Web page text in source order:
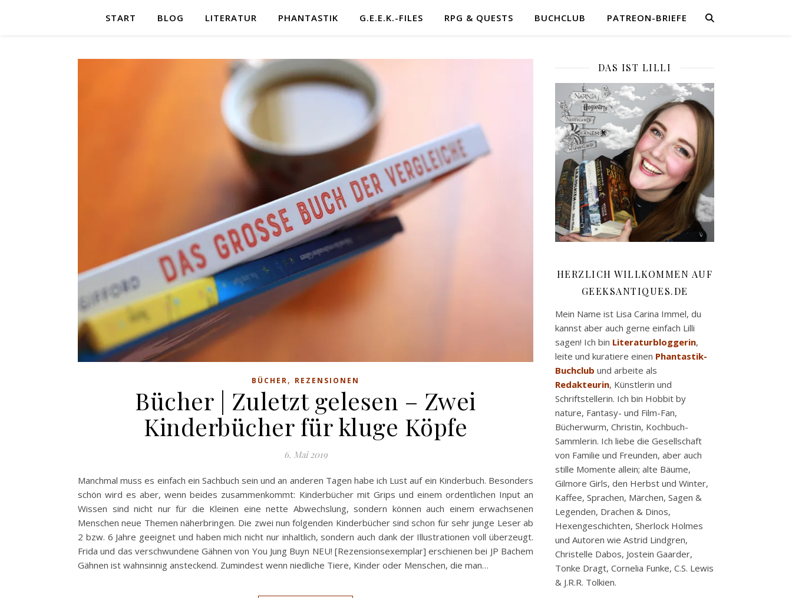
START BLOG LITERATUR PHANTASTIK G.E.E.K.-FILES RPG & QUESTS BUCHCLUB PATREON-BRIEFE
BÜCHER, REZENSIONEN
Bücher | Zuletzt gelesen – Zwei
Kinderbücher für kluge Köpfe
6. Mai 2019
Manchmal muss es einfach ein Sachbuch sein und an anderen Tagen habe ich Lust auf ein Kinderbuch. Besonders
schön wird es aber, wenn beides zusammenkommt: Kinderbücher mit Grips und einem ordentlichen Input an
Wissen sind nicht nur für die Kleinen eine nette Abwechslung, sondern können auch einem erwachsenen
Menschen neue Themen näherbringen. Die zwei nun folgenden Kinderbücher sind schon für sehr junge Leser ab
2 bzw. 6 Jahre geeignet und haben mich nicht nur inhaltlich, sondern auch dank der Illustrationen voll überzeugt.
Frida und das verschwundene Gähnen von You Jung Buyn NEU! [Rezensionsexemplar] erschienen bei JP Bachem
Gähnen ist wahnsinnig ansteckend. Zumindest wenn niedliche Tiere, Kinder oder Menschen, die man…
DAS IST LILLI
HERZLICH WILLKOMMEN AUF
GEEKSANTIQUES.DE
Mein Name ist Lisa Carina Immel, du
kannst aber auch gerne einfach Lilli
sagen! Ich bin Literaturbloggerin,
leite und kuratiere einen Phantastik-
Buchclub und arbeite als
Redakteurin, Künstlerin und
Schriftstellerin. Ich bin Hobbit by
nature, Fantasy- und Film-Fan,
Bücherwurm, Christin, Kochbuch-
Sammlerin. Ich liebe die Gesellschaft
von Familie und Freunden, aber auch
stille Momente allein; alte Bäume,
Gilmore Girls, den Herbst und Winter,
Kaffee, Sprachen, Märchen, Sagen &
Legenden, Drachen & Dinos,
Hexengeschichten, Sherlock Holmes
und Autoren wie Astrid Lindgren,
Christelle Dabos, Jostein Gaarder,
Tonke Dragt, Cornelia Funke, C.S. Lewis
& J.R.R. Tolkien.